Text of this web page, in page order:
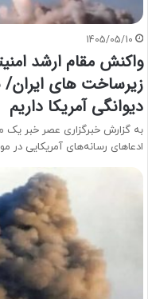
1405/05/10
واکنش مقام ارشد
زیرساخت های ایران/
دیوانگی آمریکا داریم
به گزارش خبرگزاری عصر خبر یک
ادعاهای رسانه‌های آمریکایی در